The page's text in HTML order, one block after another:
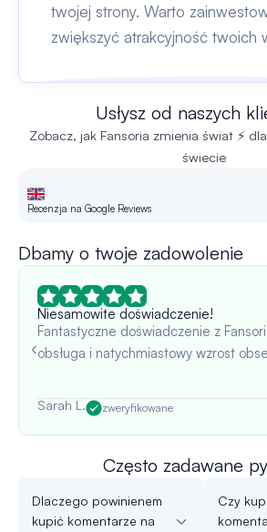
twojej strony. Warto
zwiększyć atrakcyjność twoich
Usłysz od naszych
Zobacz, jak Fansoria zmienia świat ⚡
świecie
Recenzja na Google Reviews
Dbamy o twoje zadowolenie
Niesamowite doświadczenie!
Fantastyczne doświadczenie z
obsługa i natychmiastowy wzrost
Sarah L. zweryfikowane
Często zadawane
Dlaczego powinienem
kupić komentarze na
Czy